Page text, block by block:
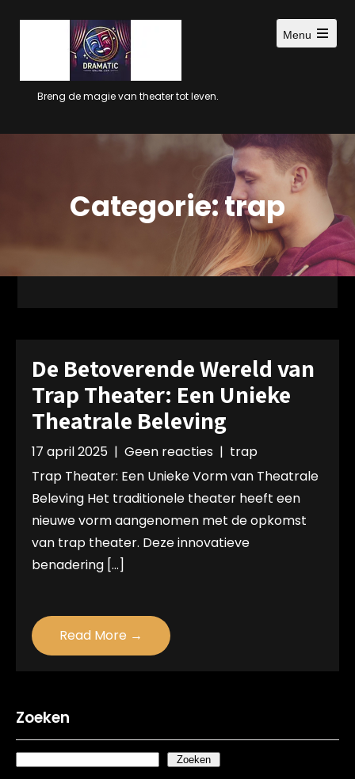
Breng de magie van theater tot leven.
Menu
Open
Categorie:trap
De Betoverende Wereld van
Trap Theater: Een Unieke
Theatrale Beleving
17 april 2025 | Geen reacties | trap
Trap Theater: Een Unieke Vorm van Theatrale
Beleving Het traditionele theater heeft een
nieuwe vorm aangenomen met de opkomst
van trap theater. Deze innovatieve
benadering […]
Read More →
Zoeken
Zoeken